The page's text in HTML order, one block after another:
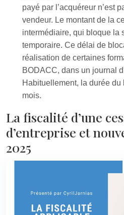
payé par l’acquéreur n’est
vendeur. Le montant de la
intermédiaire, qui bloque la
temporaire. Ce délai de
réalisation de certaines
BODACC, dans un journal
Habituellement, la durée
mois.
La fiscalité d’une
d’entreprise et
2025